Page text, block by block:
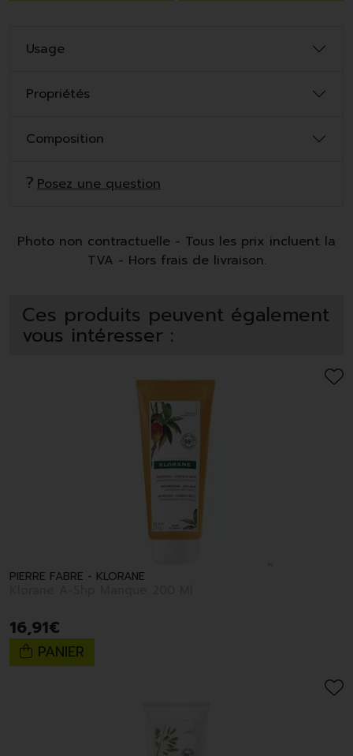
Usage
Propriétés
Composition
Posez une question
Photo non contractuelle - Tous les prix incluent la
TVA - Hors frais de livraison.
Ces produits peuvent également
vous intéresser :
PIERRE FABRE - KLORANE
16,91€
PANIER